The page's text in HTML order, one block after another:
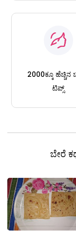
2000ಕ್ಕೂ ಹೆಚ್ಚಿನ
ಟಿಪ್ಸ್
ಬೇರೆ